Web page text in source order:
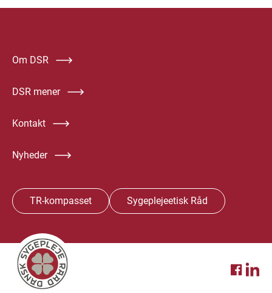
Om DSR
DSR mener
Kontakt
Nyheder
TR-kompasset Sygeplejeetisk Råd